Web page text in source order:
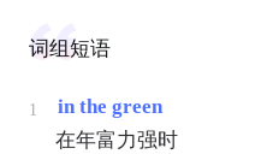
词组短语
1
in the green
在年富力强时